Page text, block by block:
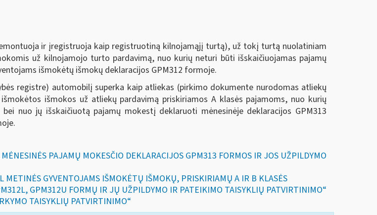
ir įregistruoja kaip registruotiną kilnojamąjį turtą), už tokį turtą nuolatiniam
už kilnojamojo turto pardavimą, nuo kurių neturi būti išskaičiuojamas pajamų
išmokėtų išmokų deklaracijos GPM312 formoje.
registre) automobilį superka kaip atliekas (pirkimo dokumente nurodomas atliekų
išmokos už atliekų pardavimą priskiriamos A klasės pajamoms, nuo kurių
nuo jų išskaičiuotą pajamų mokestį deklaruoti mėnesinėje deklaracijos GPM313
PAJAMŲ MOKESČIO DEKLARACIJOS GPM313 FORMOS IR JOS UŽPILDYMO
GYVENTOJAMS IŠMOKĖTŲ IŠMOKŲ, PRISKIRIAMŲ A IR B KLASĖS
GPM312U FORMŲ IR JŲ UŽPILDYMO IR PATEIKIMO TAISYKLIŲ PATVIRTINIMO“
TAISYKLIŲ PATVIRTINIMO“